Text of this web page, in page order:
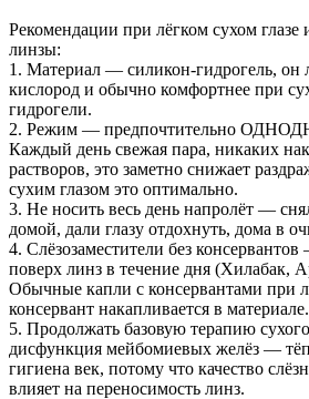
Рекомендации при лёгком сухом глазе
линзы:
1. Материал — силикон-гидрогель, он
кислород и обычно комфортнее при
гидрогели.
2. Режим — предпочтительно
Каждый день свежая пара, никаких
растворов, это заметно снижает
сухим глазом это оптимально.
3. Не носить весь день напролёт —
домой, дали глазу отдохнуть, дома в
4. Слёзозаместители без
поверх линз в течение дня (Хилабак,
Обычные капли с консервантами при
консервант накапливается в материале.
5. Продолжать базовую терапию сухого
дисфункция мейбомиевых желёз —
гигиена век, потому что качество
влияет на переносимость линз.